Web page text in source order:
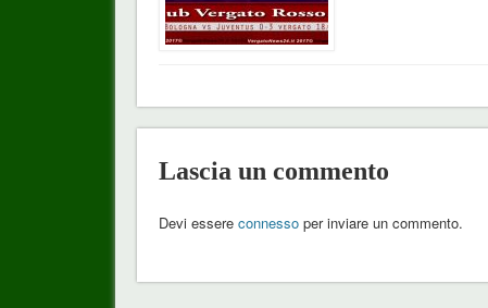
Lascia un commento
Devi essere connessoper inviare un commento.